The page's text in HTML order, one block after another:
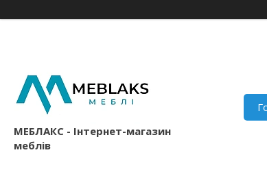
МЕБЛАКС - Інтернет-магазин
меблів